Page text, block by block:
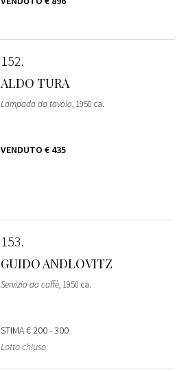
152
ALDO TURA
Lampada da tavolo, 1950 ca.
VENDUTO € 435
153
GUIDO ANDLOVITZ
Servizio da caffè, 1950 ca.
STIMA€ 200 - 300
Lotto chiuso